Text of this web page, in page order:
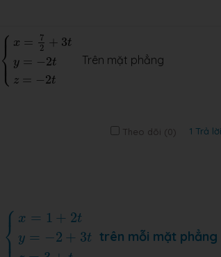
⎧
⎪
⎪
⎨
⎪
⎪
⎩
x =
7
2 + 3t
y = −2t
z = −2t
= ty 2
Trên mặt phẳng
Theo dõi (0) 1 Trả lời
⎧
⎪
⎨
⎩
x = 1 + 2t
y = −2 + 3t
{x t = −2
trên mỗi mặt phẳng